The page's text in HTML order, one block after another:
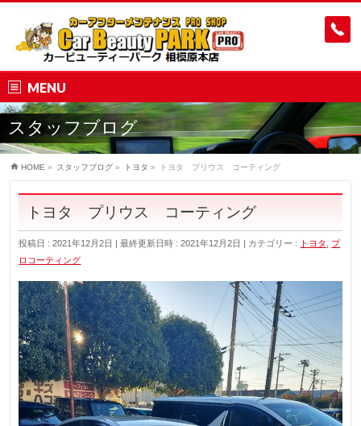
MENU
スタッフブログ
HOME » スタッフブログ » トヨタ » トヨタ プリウス コーティング
トヨタ プリウス コーティング
投稿日 : 2021年12月2日 最終更新日時 : 2021年12月2日 カテゴリー : トヨタ
プ
ロコーティング